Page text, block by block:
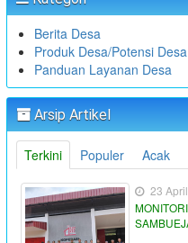
Berita Desa
Produk Desa/Potensi Desa
Panduan Layanan Desa
Arsip Artikel
Terkini Populer Acak
23